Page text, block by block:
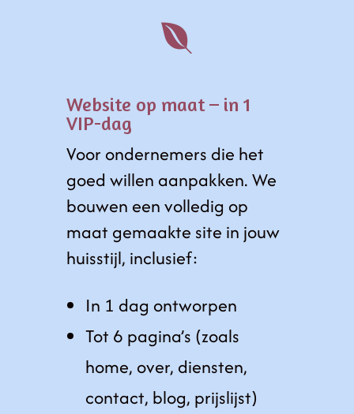

Website op maat – in 1
VIP-dag
Voor ondernemers die het
goed willen aanpakken. We
bouwen een volledig op
maat gemaakte site in jouw
huisstijl, inclusief:
In 1 dag ontworpen
Tot 6 pagina’s (zoals
home, over, diensten,
contact, blog, prijslijst)